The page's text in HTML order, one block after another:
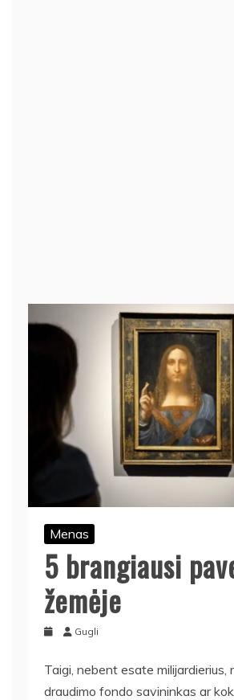
Menas
5 brangiausi
žemėje
Gugli
Taigi, nebent esate milijardierius,
draudimo fondo savininkas ar